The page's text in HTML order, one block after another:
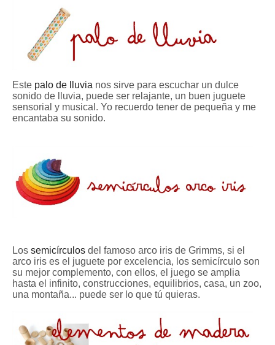
Este palo de lluvia nos sirve para escuchar un dulce
sonido de lluvia, puede ser relajante, un buen juguete
sensorial y musical. Yo recuerdo tener de pequeña y me
encantaba su sonido.
Los semicírculos del famoso arco iris de Grimms, si el
arco iris es el juguete por excelencia, los semicírculo son
su mejor complemento, con ellos, el juego se amplia
hasta el infinito, construcciones, equilibrios, casa, un zoo,
una montaña... puede ser lo que tú quieras.